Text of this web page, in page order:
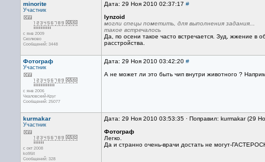
minorite
Участник
с янв 2009
Сколково
Сообщений: 3448
Дата: 29 Ноя 2010 02:37:17 #
lynzoid
могли спецы пометить, для выполнения задания...
такое встречалось
Да, по осени такое часто встречается. Зуд, жжение в
расстройства.
Фотограф
Участник
с янв 2006
Чкаловский-Круг
Сообщений: 25077
Дата: 29 Ноя 2010 03:42:20 #
А не может ли это быть чип внутри животного ?
kurmakar
Участник
с окт 2008
ko95lt
Сообщений: 328
Дата: 29 Ноя 2010 03:53:35 · Поправил: kurmakar (29
Фотограф
Легко.
Да и странно очень-врачи достать не могут-